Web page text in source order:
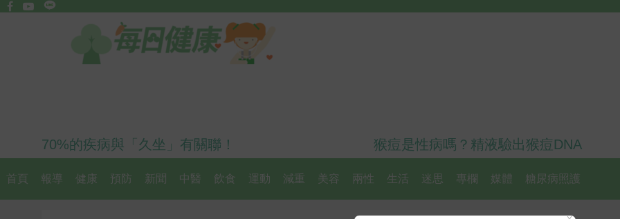
70%的疾病與「久坐」有關聯！ 猴痘是性病嗎？精液驗出猴痘DNA
首頁 報導 健康 預防 新聞 中醫 飲食 運動 減重 美容 兩性 生活 迷思 專欄 媒體 糖尿病照護